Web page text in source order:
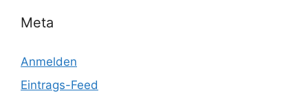
Meta
Anmelden
Eintrags-Feed